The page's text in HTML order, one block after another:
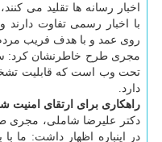
اخبار رسانه ها تقلید می
با اخبار رسمی تفاوت دارند
روی عمد و با هدف فریب مردم
مجری طرح خاطرنشان کرد:
تحت وب است که قابلیت
دارد.
راهکاری برای ارتقای امنیت
دکتر علیرضا شاملی، مجری
در اینباره اظهار داشت: ما